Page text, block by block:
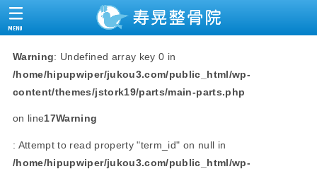
MENU
Warning: Undefined array key 0 in
/home/hipupwiper/jukou3.com/public_html/wp-
content/themes/jstork19/parts/main-parts.php
on line17Warning
: Attempt to read property "term_id" on null in
/home/hipupwiper/jukou3.com/public_html/wp-